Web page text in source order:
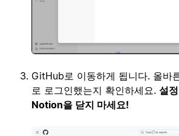
GitHub로 이동하게 됩니다. 올바
로 로그인했는지 확인하세요. 설
Notion을 닫지 마세요!